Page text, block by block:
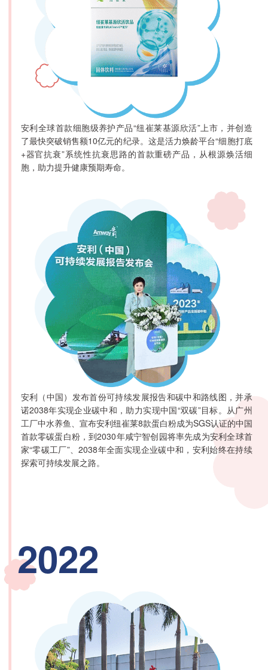
安利全球首款细胞级养护产品“纽崔莱基源欣活”上市，并创造
了最快突破销售额10亿元的纪录。这是活力焕龄平台“细胞打底
+器官抗衰”系统性抗衰思路的首款重磅产品，从根源焕活细
胞，助力提升健康预期寿命。
安利（中国）发布首份可持续发展报告和碳中和路线图，并承
诺2038年实现企业碳中和，助力实现中国“双碳”目标。从广州
工厂中水养鱼、宣布安利纽崔莱8款蛋白粉成为SGS认证的中国
首款零碳蛋白粉，到2030年咸宁智创园将率先成为安利全球首
家“零碳工厂”、2038年全面实现企业碳中和，安利始终在持续
探索可持续发展之路。
2022